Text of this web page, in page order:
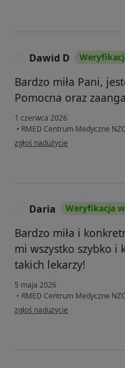
Dawid D
Bardzo miła Pani,
Pomocna oraz
1 czerwca 2026
• RMED Centrum Medyczne
w opinii użytkownika Dawid D
zgłoś nadużycie
Daria Weryfikacja
Bardzo miła i
mi wszystko szybko i
takich lekarzy!
5 maja 2026
• RMED Centrum Medyczne
w opinii użytkownika Daria
zgłoś nadużycie